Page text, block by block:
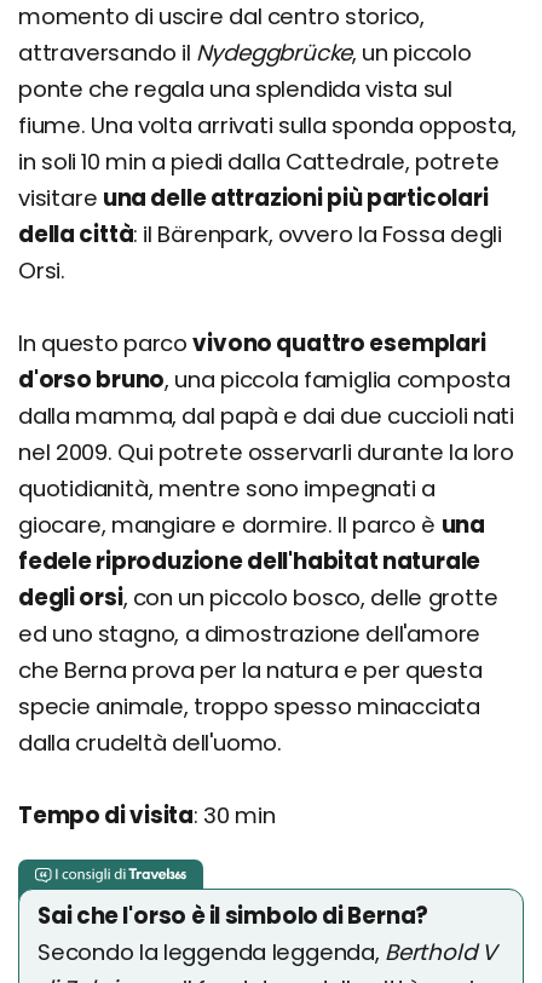
momento di uscire dal centro storico,
attraversando il Nydeggbrücke, un piccolo
ponte che regala una splendida vista sul
fiume. Una volta arrivati sulla sponda opposta,
in soli 10 min a piedi dalla Cattedrale, potrete
visitare una delle attrazioni più particolari
della città: il Bärenpark, ovvero la Fossa degli
Orsi.
In questo parcovivono quattro esemplari
d'orso bruno, una piccola famiglia composta
dalla mamma, dal papà e dai due cuccioli nati
nel 2009. Qui potrete osservarli durante la loro
quotidianità, mentre sono impegnati a
giocare, mangiare e dormire. Il parco è una
fedele riproduzione dell'habitat naturale
degli orsi, con un piccolo bosco, delle grotte
ed uno stagno, a dimostrazione dell'amore
che Berna prova per la natura e per questa
specie animale, troppo spesso minacciata
dalla crudeltà dell'uomo.
Tempo di visita: 30 min
Sai che l'orso è il simbolo di Berna?
Secondo la leggenda leggenda, Berthold V